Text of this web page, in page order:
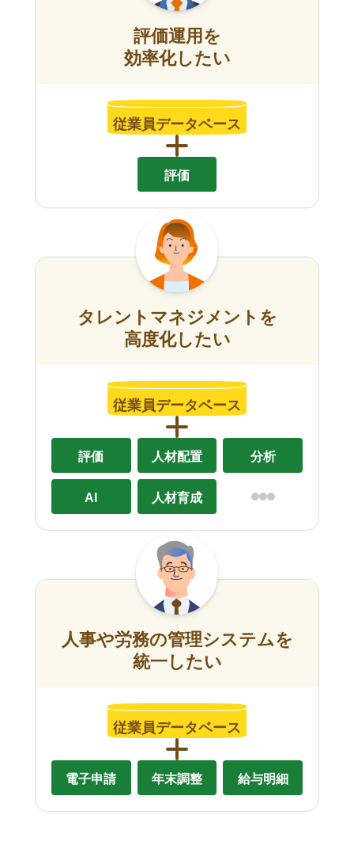
評価運用を
効率化したい
従業員データベース
評価
タレントマネジメントを
高度化したい
従業員データベース
評価 人材配置 分析
AI 人材育成
人事や労務の管理システムを
統一したい
従業員データベース
電子申請 年末調整 給与明細